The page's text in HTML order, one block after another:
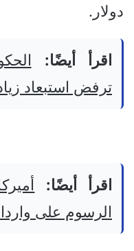
دولار.
اقرأ أيضًا:
ترفض استبعاد
اقرأ أيضًا:
الرسوم على